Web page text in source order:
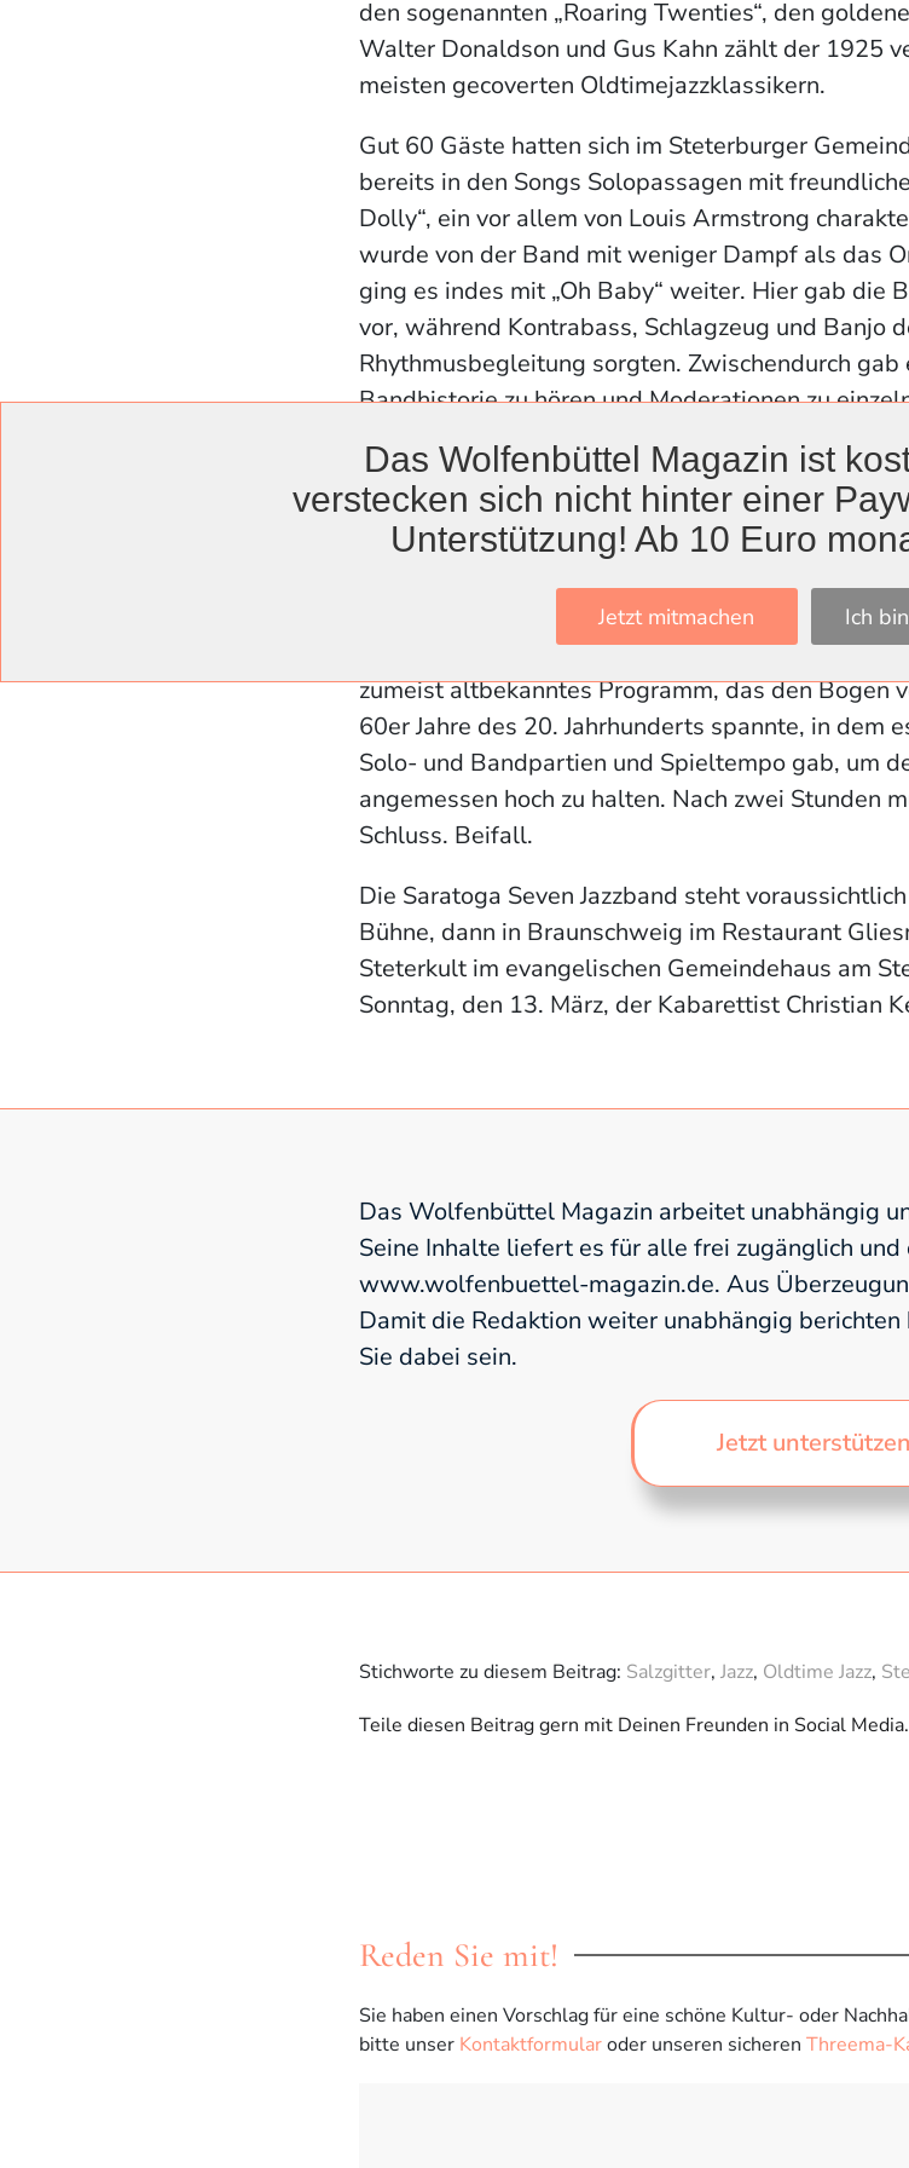
den sogenannten „Roaring Twenties“, den
Walter Donaldson und Gus Kahn zählt der 1925
meisten gecoverten Oldtimejazzklassikern.
Gut 60 Gäste hatten sich im Steterburger
bereits in den Songs Solopassagen mit
Dolly“, ein vor allem von Louis Armstrong
wurde von der Band mit weniger Dampf als das
ging es indes mit „Oh Baby“ weiter. Hier gab die
vor, während Kontrabass, Schlagzeug und Banjo
Rhythmusbegleitung sorgten. Zwischendurch gab
Bandhistorie zu hören und Moderationen zu
erklärte Leadsänger Popanda. „Sie lernten keine
verbeultes Instrument in die Hand und spielten
fuhr er fort. Zumeist sei die Musik in Kneipen
legendär geworden und hätten sich in eigenen
Georgia Brown“ zum Beispiel, das die Band mit
interpretierte. Insgesamt bot die Band ein ebenso
zumeist altbekanntes Programm, das den Bogen
60er Jahre des 20. Jahrhunderts spannte, in dem
Solo- und Bandpartien und Spieltempo gab, um
angemessen hoch zu halten. Nach zwei Stunden
Schluss. Beifall.
Die Saratoga Seven Jazzband steht
Bühne, dann in Braunschweig im Restaurant
Steterkult im evangelischen Gemeindehaus am
Sonntag, den 13. März, der Kabarettist Christian
Das Wolfenbüttel Magazin arbeitet unabhängig
Seine Inhalte liefert es für alle frei zugänglich
www.wolfenbuettel-magazin.de. Aus
Damit die Redaktion weiter unabhängig berichten
Sie dabei sein.
Jetzt unterstützen
Stichworte zu diesem Beitrag: Salzgitter, Jazz, Oldtime Jazz,
Teile diesen Beitrag gern mit Deinen Freunden in Social Media.
Reden Sie mit!
Sie haben einen Vorschlag für eine schöne Kultur- oder
bitte unser Kontaktformularoder unseren sicheren Threema-
Das Wolfenbüttel Magazin ist
verstecken sich nicht hinter einer
Unterstützung! Ab 10 Euro
Jetzt mitmachen Ich